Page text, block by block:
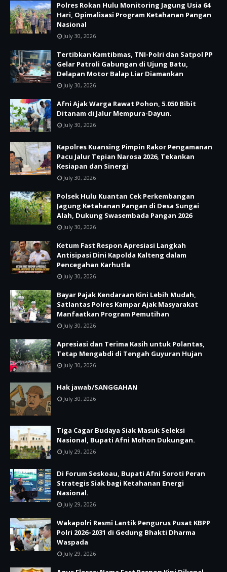
Polres Rokan Hulu Monitoring Jagung Usia 64
Hari, Opimalisasi Program Ketahanan Pangan
Nasional
July 30, 2026
Tertibkan Kamtibmas, TNI-Polri dan Satpol PP
Gelar Patroli Gabungan di Ujung Batu,
Delapan Motor Balap Liar Diamankan
July 30, 2026
Afni Ajak Warga Rawat Pohon, 5.050 Bibit
Ditanam di Jalur Mempura-Dayun.
July 30, 2026
Kapolres Kuansing Pimpin Rakor Pengamanan
Pacu Jalur Tepian Narosa 2026, Tekankan
Kesiapan dan Sinergi
July 30, 2026
Polsek Hulu Kuantan Cek Perkembangan
Jagung Ketahanan Pangan di Desa Sungai
Alah, Dukung Swasembada Pangan 2026
July 30, 2026
Ketum Fast Respon Apresiasi Langkah
Antisipasi Dini Kapolda Kalteng dalam
Pencegahan Karhutla
July 30, 2026
Bayar Pajak Kendaraan Kini Lebih Mudah,
Satlantas Polres Kampar Ajak Masyarakat
Manfaatkan Program Pemutihan
July 30, 2026
Apresiasi dan Terima Kasih untuk Polantas,
Tetap Mengabdi di Tengah Guyuran Hujan
July 30, 2026
Hak jawab/SANGGAHAN
July 30, 2026
Tiga Cagar Budaya Siak Masuk Seleksi
Nasional, Bupati Afni Mohon Dukungan.
July 29, 2026
Di Forum Seskoau, Bupati Afni Soroti Peran
Strategis Siak bagi Ketahanan Energi
Nasional.
July 29, 2026
Wakapolri Resmi Lantik Pengurus Pusat KBPP
Polri 2026–2031 di Gedung Bhakti Dharma
Waspada
July 29, 2026